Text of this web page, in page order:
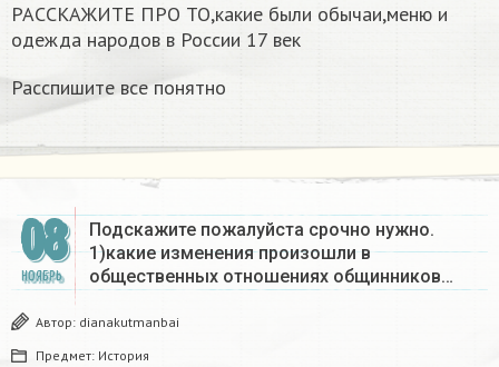
РАССКАЖИТЕ ПРО ТО,какие были обычаи,меню и
одежда народов в России 17 век
Расспишите все понятно
08
НОЯБРЬ
Подскажите пожалуйста срочно нужно.
1)какие изменения произошли в
общественных отношениях общинников…
Автор: dianakutmanbai
Предмет: История